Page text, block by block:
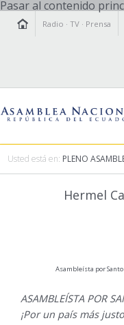
Pasar al contenido
Radio ·TV · Prensa
PARTICIPACIÓN
Usted está en: PLENO
Hermel
Asambleísta por
ASAMBLEÍSTA POR
¡Por un país más